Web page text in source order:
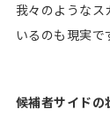
我々のようなス
いるのも現実で
候補者サイドの